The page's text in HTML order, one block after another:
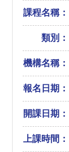
課程名稱：
類別：
機構名稱：
報名日期：
開課日期：
上課時間：